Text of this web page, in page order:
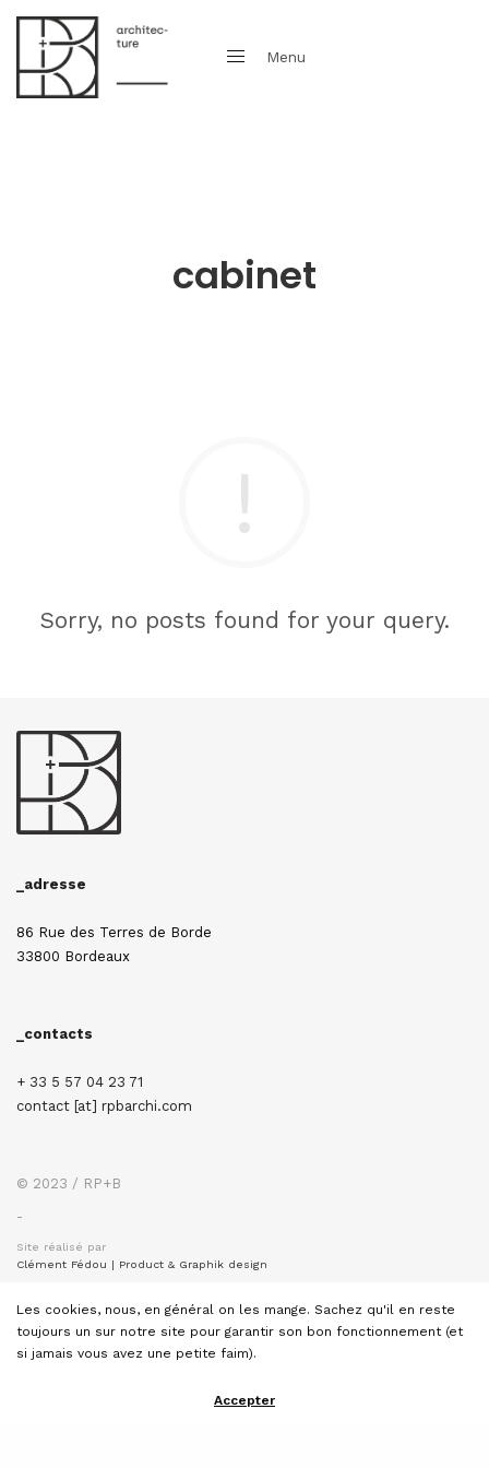
Menu
cabinet
Sorry, no posts found for your query.
_adresse
86 Rue des Terres de Borde
33800 Bordeaux
_contacts
+ 33 5 57 04 23 71
contact [at] rpbarchi.com
© 2023 / RP+B
-
Site réalisé par
Clément Fédou | Product & Graphik design
Les cookies, nous, en général on les mange. Sachez qu'il en reste
toujours un sur notre site pour garantir son bon fonctionnement (et
si jamais vous avez une petite faim).
Accepter